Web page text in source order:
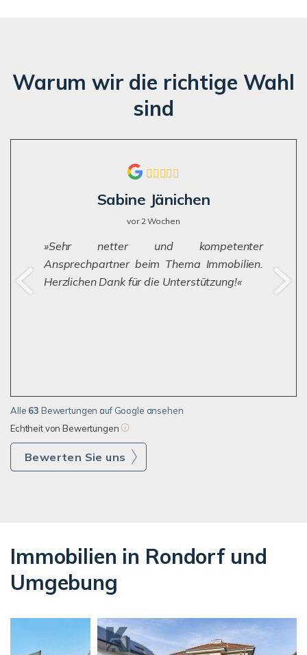
Warum wir die richtige Wahl
sind
Sabine Jänichen
vor 2 Wochen
Sehr netter und kompetenter
Ansprechpartner beim Thema Immobilien.
Herzlichen Dank für die Unterstützung!
Alle 63 Bewertungen auf Google ansehen
Echtheit von Bewertungen
Bewerten Sie uns
Immobilien in Rondorf und
Umgebung